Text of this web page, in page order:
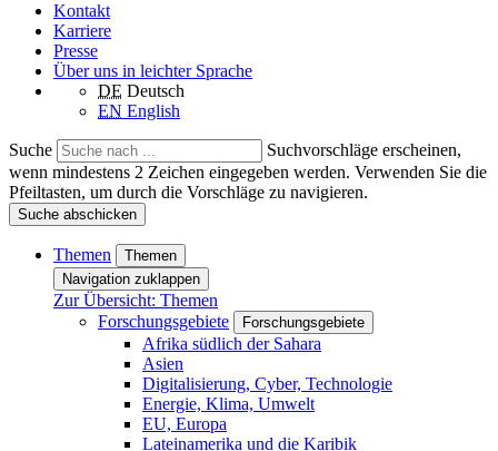
Kontakt
Karriere
Presse
Über uns in leichter Sprache
DE Deutsch
EN English
Suche
Suchvorschläge erscheinen,
wenn mindestens 2 Zeichen eingegeben werden. Verwenden Sie die
Pfeiltasten, um durch die Vorschläge zu navigieren.
Suche abschicken
Themen
Themen
Navigation zuklappen
Zur Übersicht: Themen
Forschungsgebiete
Forschungsgebiete
Afrika südlich der Sahara
Asien
Digitalisierung, Cyber, Technologie
Energie, Klima, Umwelt
EU, Europa
Lateinamerika und die Karibik